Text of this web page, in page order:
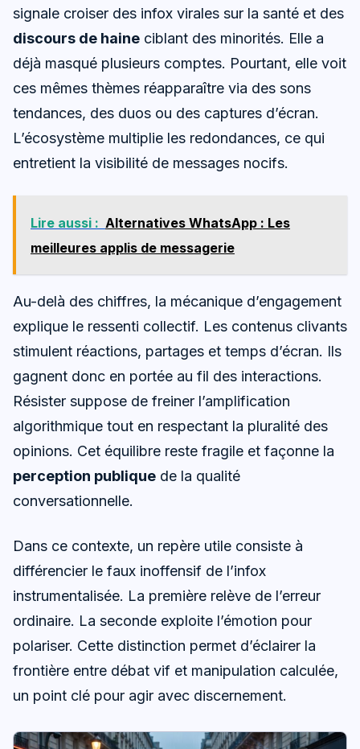
signale croiser des infox virales sur la santé et des
discours de haine ciblant des minorités. Elle a
déjà masqué plusieurs comptes. Pourtant, elle voit
ces mêmes thèmes réapparaître via des sons
tendances, des duos ou des captures d’écran.
L’écosystème multiplie les redondances, ce qui
entretient la visibilité de messages nocifs.
Lire aussi : Alternatives WhatsApp : Les
meilleures applis de messagerie
Au-delà des chiffres, la mécanique d’engagement
explique le ressenti collectif. Les contenus clivants
stimulent réactions, partages et temps d’écran. Ils
gagnent donc en portée au fil des interactions.
Résister suppose de freiner l’amplification
algorithmique tout en respectant la pluralité des
opinions. Cet équilibre reste fragile et façonne la
perception publique de la qualité
conversationnelle.
Dans ce contexte, un repère utile consiste à
différencier le faux inoffensif de l’infox
instrumentalisée. La première relève de l’erreur
ordinaire. La seconde exploite l’émotion pour
polariser. Cette distinction permet d’éclairer la
frontière entre débat vif et manipulation calculée,
un point clé pour agir avec discernement.